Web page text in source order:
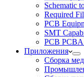
Schematic
Required
PCB
SMT
PCB PCBA
Приложения
Сборка